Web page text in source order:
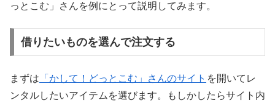
っとこむ」さんを例にとって説明してみます。
借りたいものを選んで注文する
まずは 「かして！どっとこむ」さんのサイト を開いてレ
ンタルしたいアイテムを選びます。もしかしたらサイト内